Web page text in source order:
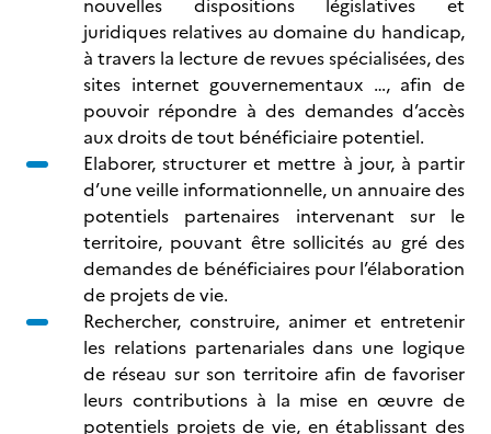
nouvelles dispositions législatives et
juridiques relatives au domaine du handicap,
à travers la lecture de revues spécialisées, des
sites internet gouvernementaux …, afin de
pouvoir répondre à des demandes d’accès
aux droits de tout bénéficiaire potentiel.
Elaborer, structurer et mettre à jour, à partir
d’une veille informationnelle, un annuaire des
potentiels partenaires intervenant sur le
territoire, pouvant être sollicités au gré des
demandes de bénéficiaires pour l’élaboration
de projets de vie.
Rechercher, construire, animer et entretenir
les relations partenariales dans une logique
de réseau sur son territoire afin de favoriser
leurs contributions à la mise en œuvre de
potentiels projets de vie, en établissant des